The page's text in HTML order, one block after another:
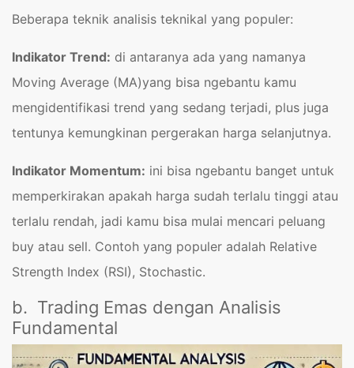
Beberapa teknik analisis teknikal yang populer:
Indikator Trend: di antaranya ada yang namanya
Moving Average (MA)yang bisa ngebantu kamu
mengidentifikasi trend yang sedang terjadi, plus juga
tentunya kemungkinan pergerakan harga selanjutnya.
Indikator Momentum: ini bisa ngebantu banget untuk
memperkirakan apakah harga sudah terlalu tinggi atau
terlalu rendah, jadi kamu bisa mulai mencari peluang
buy atau sell. Contoh yang populer adalah Relative
Strength Index (RSI), Stochastic.
b. Trading Emas dengan Analisis
Fundamental